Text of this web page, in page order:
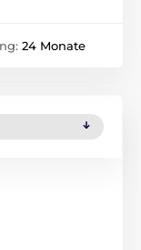
24 Monate